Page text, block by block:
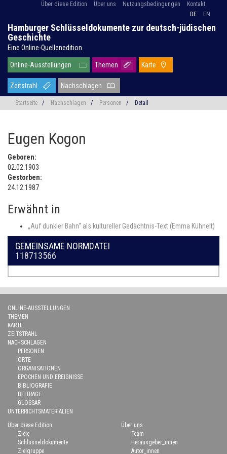
Über diese Edition Über uns Nutzungsbedingungen
Kontakt
DE
EN
Hamburger Schlüsseldokumente zur deutsch-jüdischen
Geschichte
Eine Online-Quellenedition
Online-Ausstellungen Themen Karte
Zeitstrahl Nachschlagen
Startseite / Nachschlagen / Personen / Detail
Eugen Kogon
Geboren:
02.02.1903
Gestorben:
24.12.1987
Erwähnt in
„Auf dunkler Bahn“ als kultureller Gedächtnis-Text (Emma Kühnelt)
GEMEINSAME NORMDATEI
118713566
ONLINE-AUSSTELLUNGEN
THEMEN
KARTE
ZEITSTRAHL
NACHSCHLAGEN
PERSONEN
ORTE
ORGANISATIONEN
EPOCHEN UND EREIGNISSE
BIBLIOGRAFIE
BEITRÄGE
GLOSSAR
UNTERRICHTSMATERIALIEN
Über diese Edition
Ziele
Schlüsseldokumente
Zielgruppe
Über uns
Team
Herausgeber_innen
Autor_innen